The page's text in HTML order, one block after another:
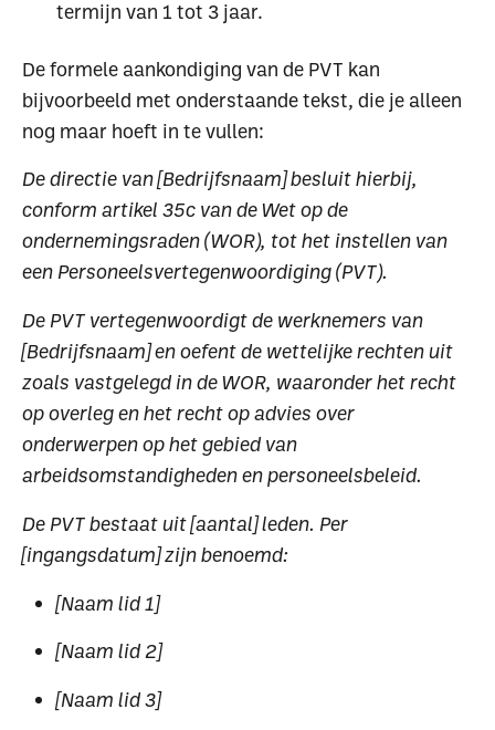
Waar ben je naar op
zoek?
termijn van 1 tot 3 jaar.
De formele aankondiging van de PVT kan
bijvoorbeeld met onderstaande tekst, die je alleen
nog maar hoeft in te vullen:
De directie van [Bedrijfsnaam] besluit hierbij,
conform artikel 35c van de Wet op de
ondernemingsraden (WOR), tot het instellen van
een Personeelsvertegenwoordiging (PVT).
De PVT vertegenwoordigt de werknemers van
[Bedrijfsnaam] en oefent de wettelijke rechten uit
zoals vastgelegd in de WOR, waaronder het recht
op overleg en het recht op advies over
onderwerpen op het gebied van
arbeidsomstandigheden en personeelsbeleid.
De PVT bestaat uit [aantal] leden. Per
[ingangsdatum] zijn benoemd:
[Naam lid 1]
[Naam lid 2]
[Naam lid 3]